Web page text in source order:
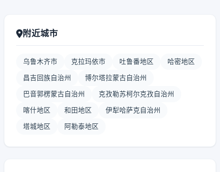
附近城市
乌鲁木齐市 克拉玛依市 吐鲁番地区 哈密地区
昌吉回族自治州 博尔塔拉蒙古自治州
巴音郭楞蒙古自治州 克孜勒苏柯尔克孜自治州
喀什地区 和田地区 伊犁哈萨克自治州
塔城地区 阿勒泰地区